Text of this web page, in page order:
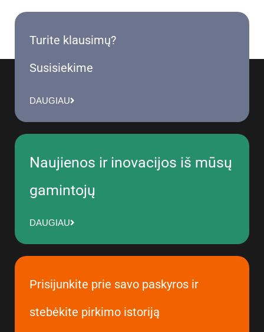
Turite klausimų?
Susisiekime
DAUGIAU
Naujienos ir inovacijos iš mūsų
gamintojų
DAUGIAU
Prisijunkite prie savo paskyros ir
stebėkite pirkimo istoriją